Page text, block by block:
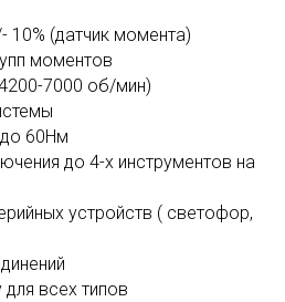
10% (датчик момента)
моментов
7000 об/мин)
60Нм
до 4-х инструментов на
устройств ( светофор,
всех типов